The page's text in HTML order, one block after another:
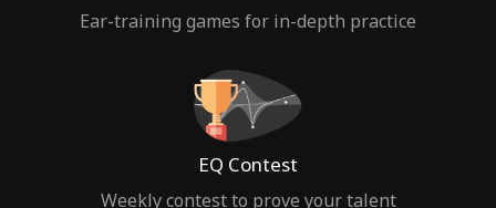
Ear-training games for in-depth practice
EQ Contest
Weekly contest to prove your talent